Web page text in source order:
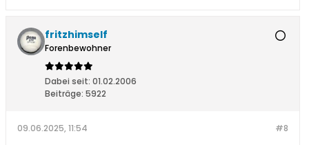
fritzhimself
Forenbewohner
Dabei seit: 01.02.2006
Beiträge: 5922
#8
09.06.2025, 11:54